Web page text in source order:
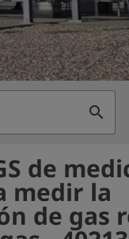
search
de
medir la
de gas